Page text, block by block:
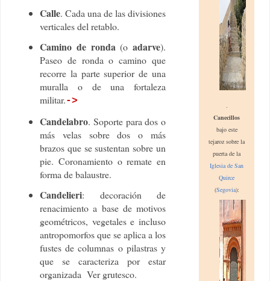
Calle. Cada una de las divisiones
verticales del retablo.
Camino de ronda(oadarve).
Paseo de ronda o camino que
recorre la parte superior de una
muralla o de una fortaleza
militar.->
Candelabro. Soporte para dos o
más velas sobre dos o más
brazos que se sustentan sobre un
pie. Coronamiento o remate en
forma de balaustre.
Candelieri: decoración de
renacimientoa base de motivos
geométricos, vegetales e incluso
antropomorfosque se aplica a los
fustes de columnas o pilastras y
que se caracteriza por estar
organizada Ver grutesco.
.
Canecillos
bajo este
tejaroz sobre la
puerta de la
Iglesia de San
Quirce
(Segovia):